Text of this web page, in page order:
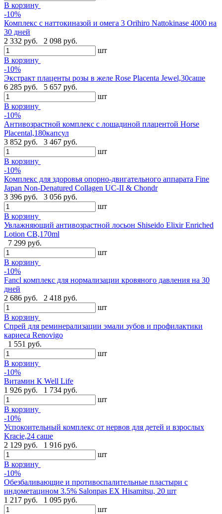
В корзину
-10%
Комплекс с наттокиназой и омега 3 Orihiro Nattokinase 4000 на
30 дней
2 332 руб.
2 098 руб.
шт
В корзину
-10%
Экстракт плаценты розы в желе Rose Placenta Jewel,30саше
6 285 руб.
5 657 руб.
шт
В корзину
-10%
Антивозрастной комплекс с лошадиной плацентой Horse
Placental,180капсул
3 852 руб.
3 467 руб.
шт
В корзину
-10%
Комплекс для здоровья опорно-двигательного аппарата Fine
Japan Non-Denatured Collagen UC-II & Chondr
3 396 руб.
3 056 руб.
шт
В корзину
Увлажняющий антивозрастной лосьон Shiseido Elixir Enriched
Lotion CB,170ml
7 299 руб.
шт
В корзину
-10%
Fancl комплекс для нормализации кровяного давления на 30
дней
2 686 руб.
2 418 руб.
шт
В корзину
Спрей для реминерализации эмали зубов и профилактики
кариеса Renovigo
1 551 руб.
шт
В корзину
-10%
Витамин К Well Life
1 926 руб.
1 734 руб.
шт
В корзину
-10%
Успокоительный комплекс от нервов для детей и взрослых
Kracie,24 саше
2 129 руб.
1 916 руб.
шт
В корзину
-10%
Обезбаливающие и противоспалительные пластыри с
индометацином 3.5% Salonpas EX Hisamitsu, 20 шт
1 217 руб.
1 095 руб.
шт